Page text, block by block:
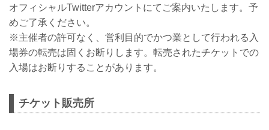
オフィシャルTwitterアカウントにてご案内いたします。予
めご了承ください。
※主催者の許可なく、営利目的でかつ業として行われる入
場券の転売は固くお断りします。転売されたチケットでの
入場はお断りすることがあります。
チケット販売所